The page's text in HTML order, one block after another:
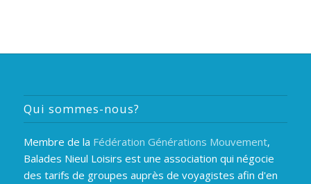
Qui sommes-nous?
Membre de la Fédération Générations Mouvement,
Balades Nieul Loisirs est une association qui négocie
des tarifs de groupes auprès de voyagistes afin d'en